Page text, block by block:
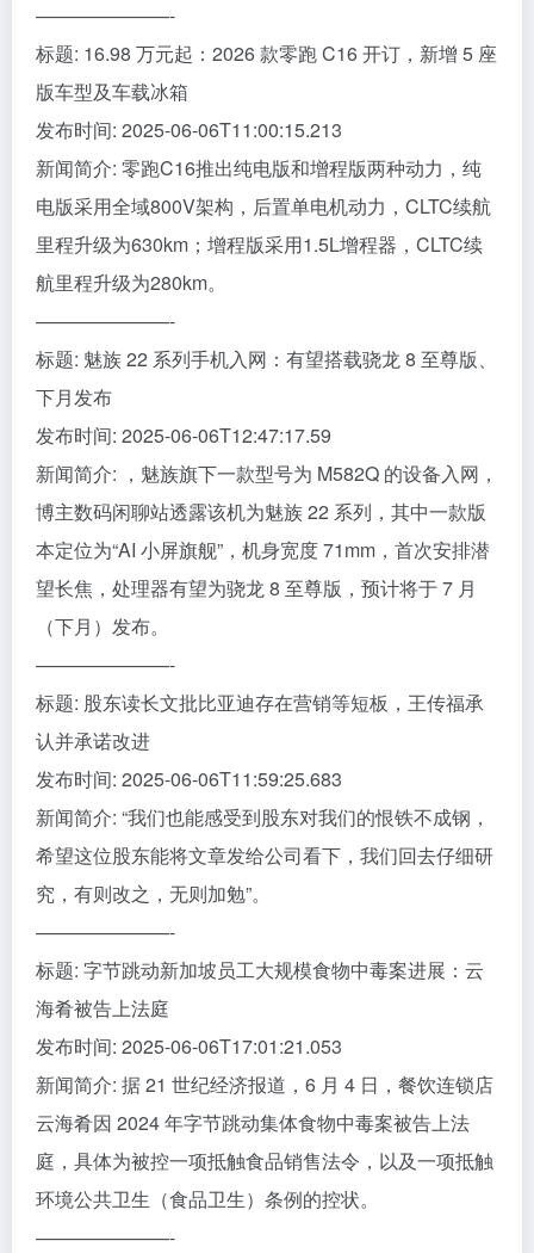
———————-
标题: 16.98 万元起：2026 款零跑 C16 开订，新增 5 座
版车型及车载冰箱
发布时间: 2025-06-06T11:00:15.213
新闻简介: 零跑C16推出纯电版和增程版两种动力，纯
电版采用全域800V架构，后置单电机动力，CLTC续航
里程升级为630km；增程版采用1.5L增程器，CLTC续
航里程升级为280km。
———————-
标题: 魅族 22 系列手机入网：有望搭载骁龙 8 至尊版、
下月发布
发布时间: 2025-06-06T12:47:17.59
新闻简介: ，魅族旗下一款型号为 M582Q 的设备入网，
博主数码闲聊站透露该机为魅族 22 系列，其中一款版
本定位为“AI 小屏旗舰”，机身宽度 71mm，首次安排潜
望长焦，处理器有望为骁龙 8 至尊版，预计将于 7 月
（下月）发布。
———————-
标题: 股东读长文批比亚迪存在营销等短板，王传福承
认并承诺改进
发布时间: 2025-06-06T11:59:25.683
新闻简介: “我们也能感受到股东对我们的恨铁不成钢，
希望这位股东能将文章发给公司看下，我们回去仔细研
究，有则改之，无则加勉”。
———————-
标题: 字节跳动新加坡员工大规模食物中毒案进展：云
海肴被告上法庭
发布时间: 2025-06-06T17:01:21.053
新闻简介: 据 21 世纪经济报道，6 月 4 日，餐饮连锁店
云海肴因 2024 年字节跳动集体食物中毒案被告上法
庭，具体为被控一项抵触食品销售法令，以及一项抵触
环境公共卫生（食品卫生）条例的控状。
———————-